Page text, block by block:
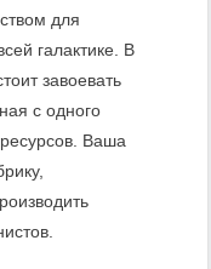
для
галактике. В
завоевать
с одного
Ваша